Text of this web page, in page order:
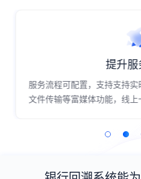
提升服
服务流程可配置，支持支持实
文件传输等富媒体功能，线上